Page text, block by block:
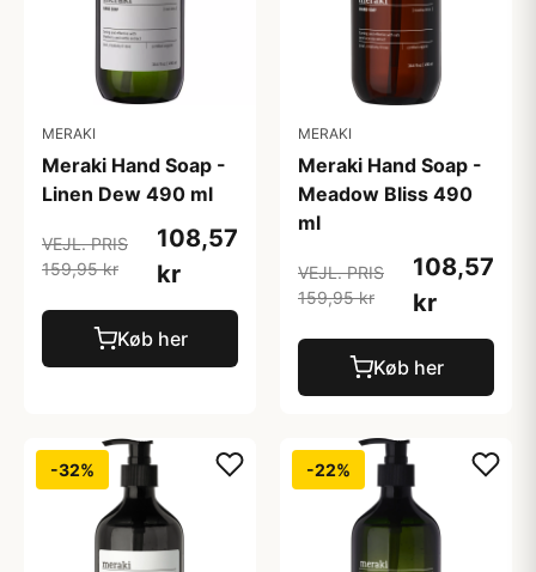
MERAKI
Meraki Hand Soap -
Linen Dew 490 ml
VEJL. PRIS
159,95 kr
108,57
kr
Køb her
MERAKI
Meraki Hand Soap -
Meadow Bliss 490
ml
VEJL. PRIS
159,95 kr
108,57
kr
Køb her
-32% -22%